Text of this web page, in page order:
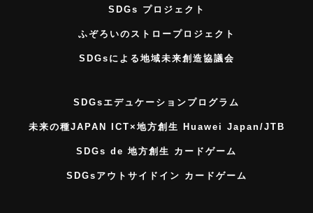
SDGs プロジェクト
ふぞろいのストロープロジェクト
SDGsによる地域未来創造協議会
SDGsエデュケーションプログラム
未来の種JAPAN ICT×地方創生 Huawei Japan/JTB
SDGs de 地方創生 カードゲーム
SDGsアウトサイドイン カードゲーム